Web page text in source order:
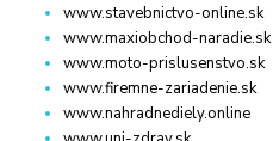
www.stavebnictvo-online.sk
www.maxiobchod-naradie.sk
www.moto-prislusenstvo.sk
www.firemne-zariadenie.sk
www.nahradnediely.online